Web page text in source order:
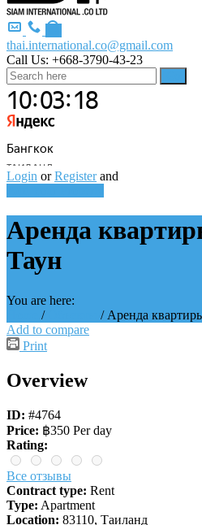
thai.international.co@gmail.com
Call Us: +668-3790-43-23
Login or Register and
Аренда
Таун
You are here:
/ /Аренда
Add to compare
Print
Overview
ID: #4764
Price: ฿350 Per day
Rating:
Все отзывы
Contract type: Rent
Type: Apartment
Location: 83110, Таиланд